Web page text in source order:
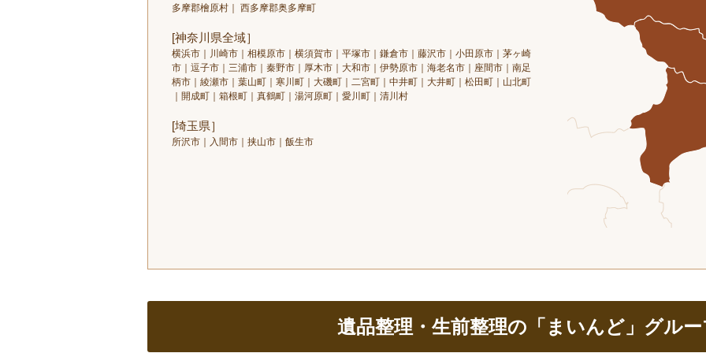
多摩郡檜原村｜ 西多摩郡奥多摩町
[神奈川県全域］
横浜市｜川崎市｜相模原市｜横須賀市｜平塚市｜鎌倉市｜藤沢市｜小田原市｜茅ヶ崎
市｜逗子市｜三浦市｜秦野市｜厚木市｜大和市｜伊勢原市｜海老名市｜座間市｜南足
柄市｜綾瀬市｜葉山町｜寒川町｜大磯町｜二宮町｜中井町｜大井町｜松田町｜山北町
｜開成町｜箱根町｜真鶴町｜湯河原町｜愛川町｜清川村
[埼玉県］
所沢市｜入間市｜挟山市｜飯生市
遺品整理・生前整理の「まいんど」グル